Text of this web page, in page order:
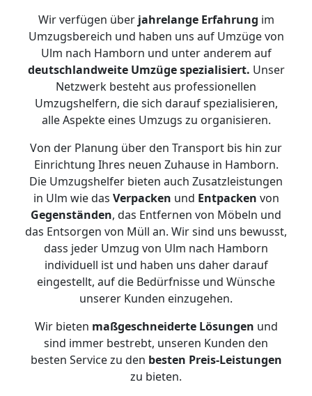
Wir verfügen überjahrelange Erfahrung im
Umzugsbereich und haben uns auf Umzüge von
Ulm nach Hamborn und unter anderem auf
deutschlandweite Umzüge spezialisiert. Unser
Netzwerk besteht aus professionellen
Umzugshelfern, die sich darauf spezialisieren,
alle Aspekte eines Umzugs zu organisieren.
Von der Planung über den Transport bis hin zur
Einrichtung Ihres neuen Zuhause in Hamborn.
Die Umzugshelfer bieten auch Zusatzleistungen
in Ulm wie das Verpacken und Entpacken von
Gegenständen, das Entfernen von Möbeln und
das Entsorgen von Müll an. Wir sind uns bewusst,
dass jeder Umzug von Ulm nach Hamborn
individuell ist und haben uns daher darauf
eingestellt, auf die Bedürfnisse und Wünsche
unserer Kunden einzugehen.
Wir bieten maßgeschneiderte Lösungen und
sind immer bestrebt, unseren Kunden den
besten Service zu den besten Preis-Leistungen
zu bieten.